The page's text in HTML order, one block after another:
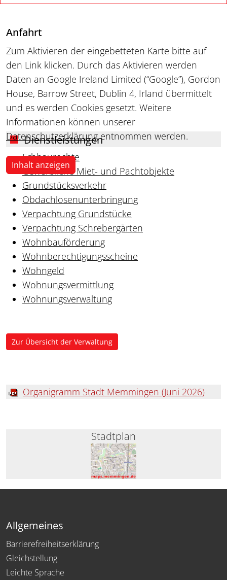
Anfahrt
Zum Aktivieren der eingebetteten Karte bitte auf
den Link klicken. Durch das Aktivieren werden
Daten an Google Ireland Limited (“Google”), Gordon
House, Barrow Street, Dublin 4, Irland übermittelt
und es werden Cookies gesetzt. Weitere
Informationen können unserer
Datenschutzerklärungentnommen werden.
Inhalt anzeigen
Dienstleistungen
Erbbaurechte
Gewerbliche Miet- und Pachtobjekte
Grundstücksverkehr
Obdachlosenunterbringung
Verpachtung Grundstücke
Verpachtung Schrebergärten
Wohnbauförderung
Wohnberechtigungsscheine
Wohngeld
Wohnungsvermittlung
Wohnungsverwaltung
Zur Übersicht der Verwaltung
Organigramm Stadt Memmingen (Juni 2026)
Stadtplan
Allgemeines
Barrierefreiheitserklärung
Gleichstellung
Leichte Sprache